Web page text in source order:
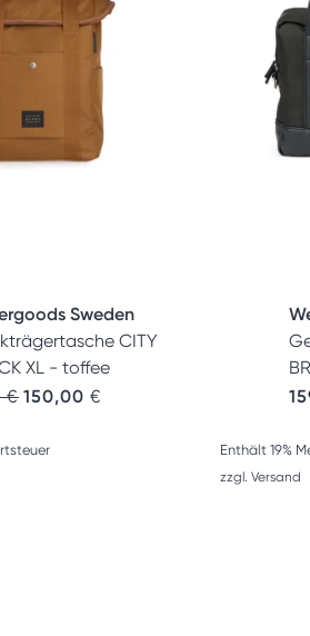
Sweden
CITY
XL - toffee
€ Ursprünglicher Preis war: 169,00 €
150,00 € Aktueller Preis ist: 150,00
Enthält 19%
zzgl. Versand